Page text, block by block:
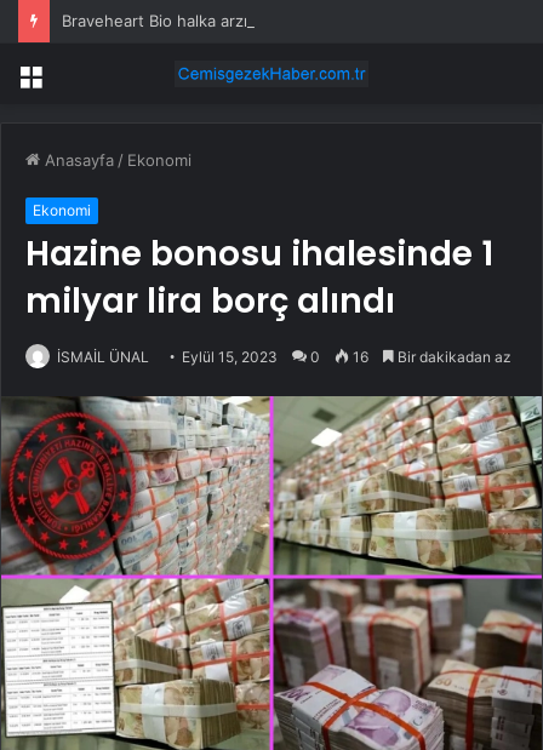
Menü
Anasayfa / Ekonomi
Ekonomi
Hazine bonosu ihalesinde 1
milyar lira borç alındı
İSMAİL ÜNAL Eylül 15, 2023 0 16 Bir dakikadan az